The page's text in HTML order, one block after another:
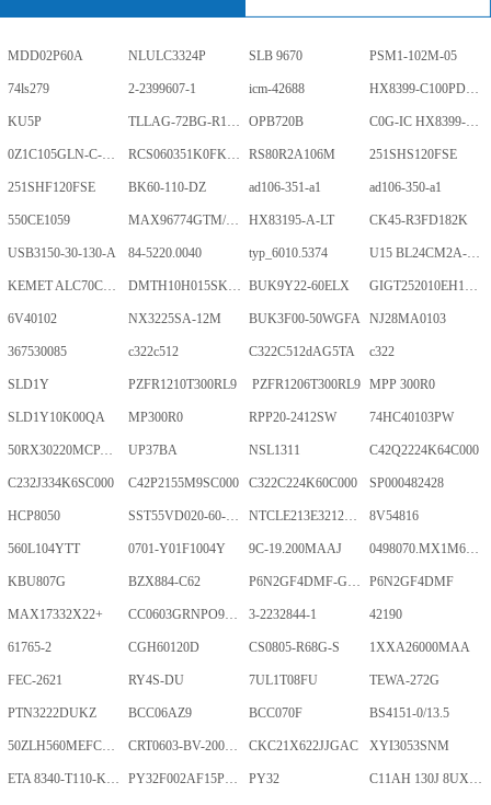
MDD02P60A NLULC3324P SLB 9670 PSM1-102M-05
74ls279 2-2399607-1 icm-42688 HX8399-C100PD1700-GP
KU5P TLLAG-72BG-R1KH1-V-A OPB720B C0G-IC HX8399-C100PD1700-GP
0Z1C105GLN-C-0-TR RCS060351K0FKEA RS80R2A106M 251SHS120FSE
251SHF120FSE BK60-110-DZ ad106-351-a1 ad106-350-a1
550CE1059 MAX96774GTM/V+ HX83195-A-LT CK45-R3FD182K
USB3150-30-130-A 84-5220.0040 typ_6010.5374 U15 BL24CM2A-PARC
KEMET ALC70C152EN450 DMTH10H015SK3Q BUK9Y22-60ELX GIGT252010EH1R0MNE
6V40102 NX3225SA-12M BUK3F00-50WGFA NJ28MA0103
367530085 c322c512 C322C512dAG5TA c322
SLD1Y PZFR1210T300RL9 PZFR1206T300RL9 MPP 300R0
SLD1Y10K00QA MP300R0 RPP20-2412SW 74HC40103PW
50RX30220MCPA10X20 UP37BA NSL1311 C42Q2224K64C000
C232J334K6SC000 C42P2155M9SC000 C322C224K60C000 SP000482428
HCP8050 SST55VD020-60-C-TQWE NTCLE213E3212FMT 8V54816
560L104YTT 0701-Y01F1004Y 9C-19.200MAAJ 0498070.MX1M6-CN
KBU807G BZX884-C62 P6N2GF4DMF-GKT-2Gb P6N2GF4DMF
MAX17332X22+ CC0603GRNPO9BN400 3-2232844-1 42190
61765-2 CGH60120D CS0805-R68G-S 1XXA26000MAA
FEC-2621 RY4S-DU 7UL1T08FU TEWA-272G
PTN3222DUKZ BCC06AZ9 BCC070F BS4151-0/13.5
50ZLH560MEFCRI12.5X25 CRT0603-BV-2001ELF CKC21X622JJGAC XYI3053SNM
ETA 8340-T110-K1F1-ALH0-25A PY32F002AF15P6TU PY32 C11AH 130J 8UXLT